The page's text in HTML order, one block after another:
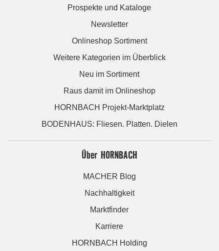
Prospekte und Kataloge
Newsletter
Onlineshop Sortiment
Weitere Kategorien im Überblick
Neu im Sortiment
Raus damit im Onlineshop
HORNBACH Projekt-Marktplatz
BODENHAUS: Fliesen. Platten. Dielen
Über HORNBACH
MACHER Blog
Nachhaltigkeit
Marktfinder
Karriere
HORNBACH Holding